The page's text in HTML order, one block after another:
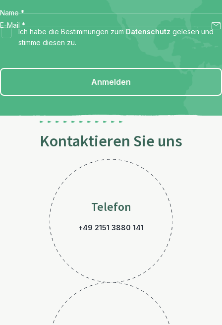
Name *
E-Mail *
Ich habe die Bestimmungen zum Datenschutz gelesen und
stimme diesen zu.
Anmelden
Kontaktieren Sie uns
Telefon
+49 2151 3880 141